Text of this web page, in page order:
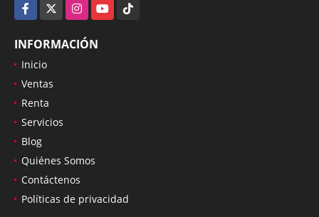
Facebook
InstagramYouTubeTikTok
INFORMACIÓN
Inicio
Ventas
Renta
Servicios
Blog
Quiénes Somos
Contáctenos
Políticas de privacidad